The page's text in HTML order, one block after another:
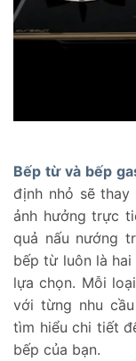
Bếp từ và bếp
định nhỏ sẽ
ảnh hưởng trực
quả nấu nướng
bếp từ luôn là
lựa chọn. Mỗi
với từng nhu
tìm hiểu chi tiết
bếp của bạn.